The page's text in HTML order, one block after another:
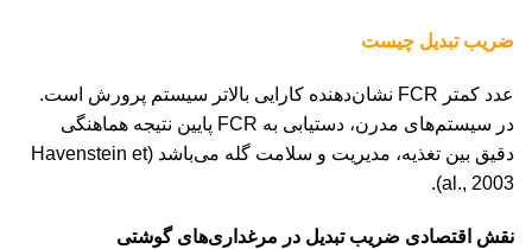
ضریب تبدیل چیست
عدد کمتر FCR نشان‌دهنده کارایی بالاتر سیستم پرورش است.
در سیستم‌های مدرن، دستیابی به FCR پایین نتیجه هماهنگی
دقیق بین تغذیه، مدیریت و سلامت گله می‌باشد (Havenstein et
al., 2003).
نقش اقتصادی ضریب تبدیل در مرغداری‌های گوشتی